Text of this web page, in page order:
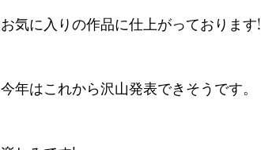
お気に入りの作品に仕上がっております!
今年はこれから沢山発表できそうです。